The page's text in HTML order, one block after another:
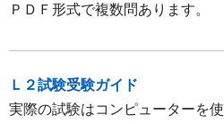
ＰＤＦ形式で複数問あります。
Ｌ２試験受験ガイド
実際の試験はコンピューターを